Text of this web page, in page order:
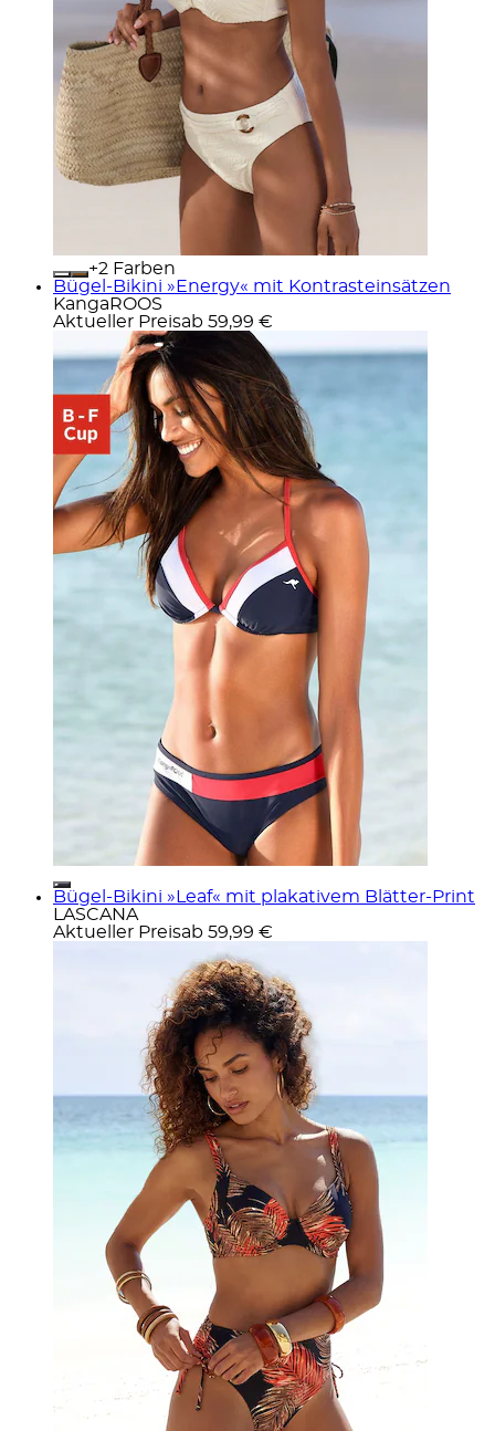
+
Farben
Bügel-Bikini »Energy« mit Kontrasteinsätzen
KangaROOS
Aktueller Preisab 59,99 €
Bügel-Bikini »Leaf« mit plakativem Blätter-Print
LASCANA
Aktueller Preisab 59,99 €